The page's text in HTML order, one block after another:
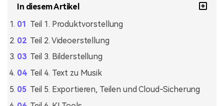
In diesem Artikel
Teil 1. Produktvorstellung
Teil 2. Videoerstellung
Teil 3. Bilderstellung
Teil 4. Text zu Musik
Teil 5. Exportieren, Teilen und Cloud-Sicherung